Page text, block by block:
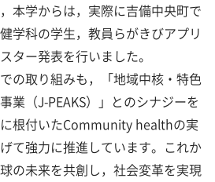
本学からは，実際に吉備中央町で
学科の学生，教員らがきびアプリ
ター発表を行いました。
の取り組みも，「地域中核・特色
業（J-PEAKS）」とのシナジーを
根付いたCommunity healthの実
て強力に推進しています。これか
の未来を共創し，社会変革を実現